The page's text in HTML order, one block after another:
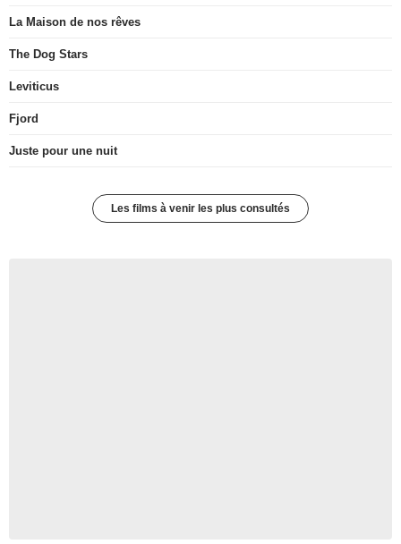
La Maison de nos rêves
The Dog Stars
Leviticus
Fjord
Juste pour une nuit
Les films à venir les plus consultés